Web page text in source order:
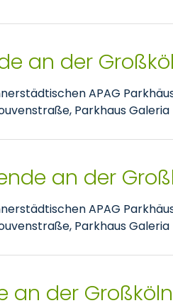
an der
APAG
Parkhaus
an der
APAG
Parkhaus
an der